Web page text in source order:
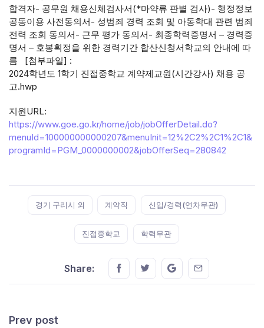
합격자- 공무원 채용신체검사서(*마약류 판별 검사)- 행정정보
공동이용 사전동의서- 성범죄 경력 조회 및 아동학대 관련 범죄
전력 조회 동의서- 근무 평가 동의서- 최종학력증명서 – 경력증
명서 – 호봉획정을 위한 경력기간 합산신청서학교의 안내에 따
름 [첨부파일] :
2024학년도 1학기 진접중학교 계약제교원(시간강사) 채용 공
고.hwp
지원URL:
https://www.goe.go.kr/home/job/jobOfferDetail.do?
menuId=100000000000207&menuInit=12%2C2%2C1%2C1&
programId=PGM_0000000002&jobOfferSeq=280842
경기 구리시 외 계약직 신입/경력(연차무관)
진접중학교 학력무관
Share: Share this on FaceBook
Share this on Twitter
Share this on GMail
Share this on
Prev post